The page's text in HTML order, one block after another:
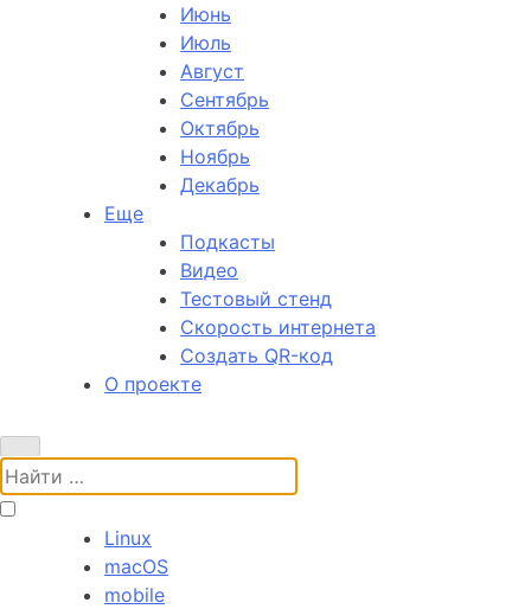
Июнь
Июль
Август
Сентябрь
Октябрь
Ноябрь
Декабрь
Еще
Подкасты
Видео
Тестовый стенд
Скорость интернета
Создать QR-код
О проекте
Поиск:
Linux
macOS
mobile